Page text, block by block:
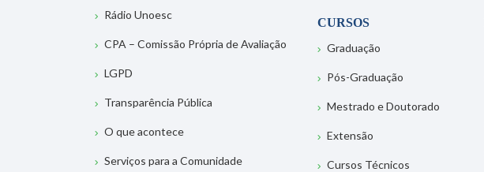
Rádio Unoesc
CPA – Comissão Própria de Avaliação
LGPD
Transparência Pública
O que acontece
Serviços para a Comunidade
CURSOS
Graduação
Pós-Graduação
Mestrado e Doutorado
Extensão
Cursos Técnicos